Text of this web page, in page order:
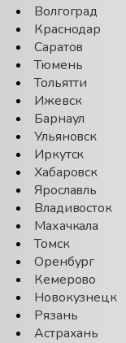
Волгоград
Краснодар
Саратов
Тюмень
Тольятти
Ижевск
Барнаул
Ульяновск
Иркутск
Хабаровск
Ярославль
Владивосток
Махачкала
Томск
Оренбург
Кемерово
Новокузнецк
Рязань
Астрахань